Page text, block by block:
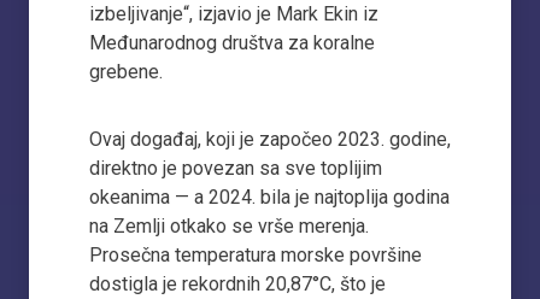
izbeljivanje“, izjavio je Mark Ekin iz
Međunarodnog društva za koralne
grebene.
Ovaj događaj, koji je započeo 2023. godine,
direktno je povezan sa sve toplijim
okeanima — a 2024. bila je najtoplija godina
na Zemlji otkako se vrše merenja.
Prosečna temperatura morske površine
dostigla je rekordnih 20,87°C, što je